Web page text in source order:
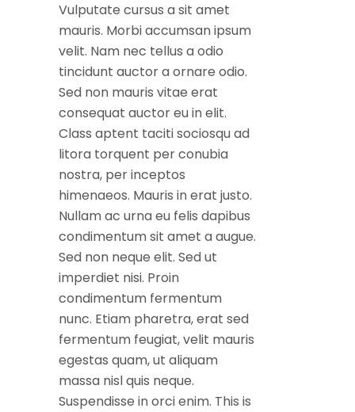
Vulputate cursus a sit amet
mauris. Morbi accumsan ipsum
velit. Nam nec tellus a odio
tincidunt auctor a ornare odio.
Sed non mauris vitae erat
consequat auctor eu in elit.
Class aptent taciti sociosqu ad
litora torquent per conubia
nostra, per inceptos
himenaeos. Mauris in erat justo.
Nullam ac urna eu felis dapibus
condimentum sit amet a augue.
Sed non neque elit. Sed ut
imperdiet nisi. Proin
condimentum fermentum
nunc. Etiam pharetra, erat sed
fermentum feugiat, velit mauris
egestas quam, ut aliquam
massa nisl quis neque.
Suspendisse in orci enim. This is